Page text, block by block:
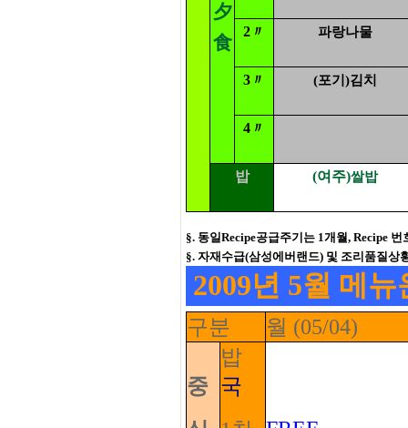
夕
食
2〃 파랑나물
3〃 (포기)김치
4〃
밥 (여주)쌀밥
§. 동일Recipe공급주기는 1개월, Recipe
§. 자재수급(삼성에버랜드) 및 조리품질
2009년 5월 메
구분
월 (05/04)
밥
중 국